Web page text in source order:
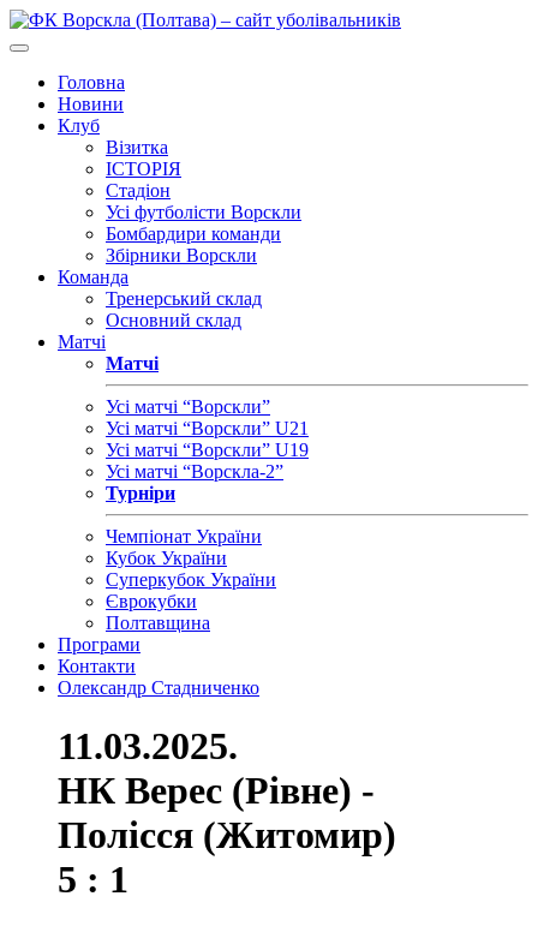
Головна
Новини
Клуб
Візитка
ІСТОРІЯ
Стадіон
Усі футболісти Ворскли
Бомбардири команди
Збірники Ворскли
Команда
Тренерський склад
Основний склад
Матчі
Матчі
Усі матчі “Ворскли”
Усі матчі “Ворскли” U21
Усі матчі “Ворскли” U19
Усі матчі “Ворскла-2”
Турніри
Чемпіонат України
Кубок України
Суперкубок України
Єврокубки
Полтавщина
Програми
Контакти
Олександр Стадниченко
11.03.2025.
НК Верес (Рівне) -
Полісся (Житомир)
5 : 1